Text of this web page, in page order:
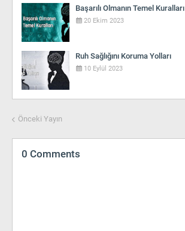
Başarılı Olmanın Temel Kuralları
20 Ekim 2023
Ruh Sağlığını Koruma Yolları
10 Eylül 2023
Önceki Yayın
0 Comments